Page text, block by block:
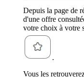
Depuis la page de
d'une offre
votre choix à votre
.
Vous les